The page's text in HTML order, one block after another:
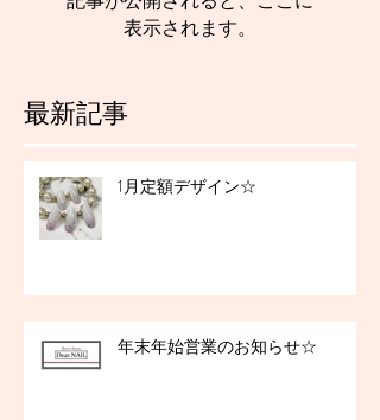
最新記事
表示されます。
1月定額デザイン☆
年末年始営業のお知らせ☆